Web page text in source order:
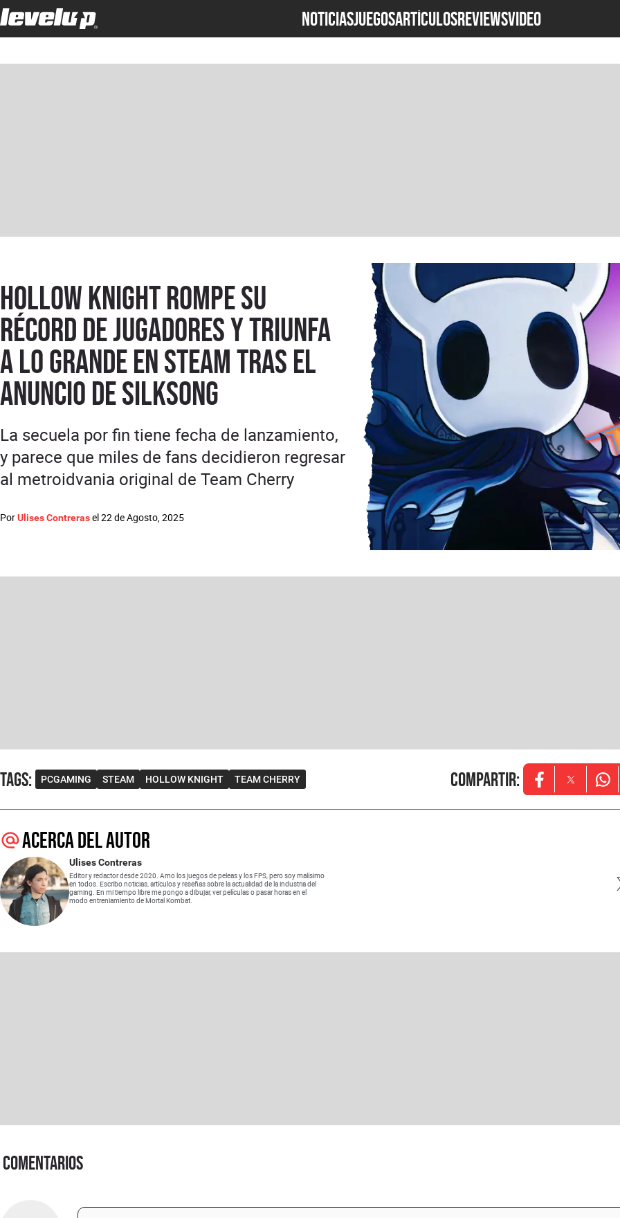
NOTICIASJUEGOSARTÍCULOSREVIEWSVideo
Hollow Knight rompe su
récord de jugadores y triunfa
a lo grande en Steam tras el
anuncio de Silksong
PorUlises Contrerasel22 de Agosto, 2025
La secuela por fin tiene fecha de lanzamiento,
y parece que miles de fans decidieron regresar
al metroidvania original de Team Cherry
Tags: PCGAMING STEAM HOLLOW KNIGHT TEAM CHERRY Compartir: Opens in new
Opens in
Acerca del autor
Ulises Contreras
Editor y redactor desde 2020. Amo los juegos de peleas y los FPS, pero soy malísimo
en todos. Escribo noticias, artículos y reseñas sobre la actualidad de la industria del
gaming. En mi tiempo libre me pongo a dibujar, ver películas o pasar horas en el
modo entreniamiento de Mortal Kombat.
Comentarios